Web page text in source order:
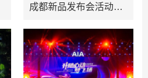
成都新品发布会活动策划推荐